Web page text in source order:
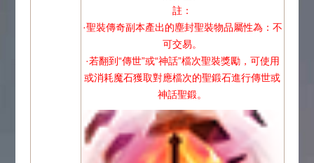
註：
·聖裝傳奇副本產出的塵封聖裝物品屬性為：不
可交易。
·若翻到“傳世”或“神話”檔次聖裝獎勵，可使用
或消耗魔石獲取對應檔次的聖鍛石進行傳世或
神話聖鍛。